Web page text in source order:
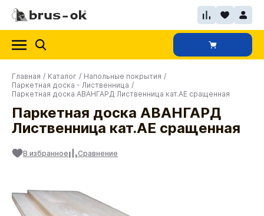
Главная / Каталог / Напольные покрытия /
Паркетная доска - Лиственница /
Паркетная доска АВАНГАРД Лиственница кат.АЕ сращенная
Паркетная доска АВАНГАРД
Лиственница кат.АЕ сращенная
В избранное Сравнение